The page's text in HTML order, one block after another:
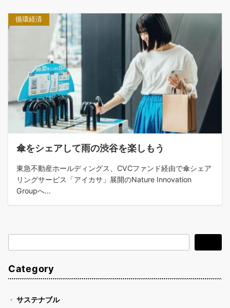
循環経済
傘をシェアして雨の渋谷を楽しもう
東急不動産ホールディングス、CVCファンド経由で傘シェア
リングサービス「アイカサ」展開のNature Innovation
Groupへ…
索
Category
サステナブル